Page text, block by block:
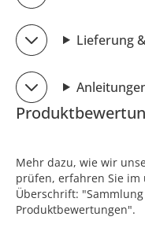
Lieferung
Mehr dazu, wie wir
prüfen, erfahren Sie
Überschrift:
Produktbewertungen".